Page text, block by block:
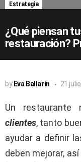
Estrategia
¿Qué piensan
restauración?
by Eva Ballarin 21
Un restaurante
clientes, tanto
ayudar a definir
deben mejorar,